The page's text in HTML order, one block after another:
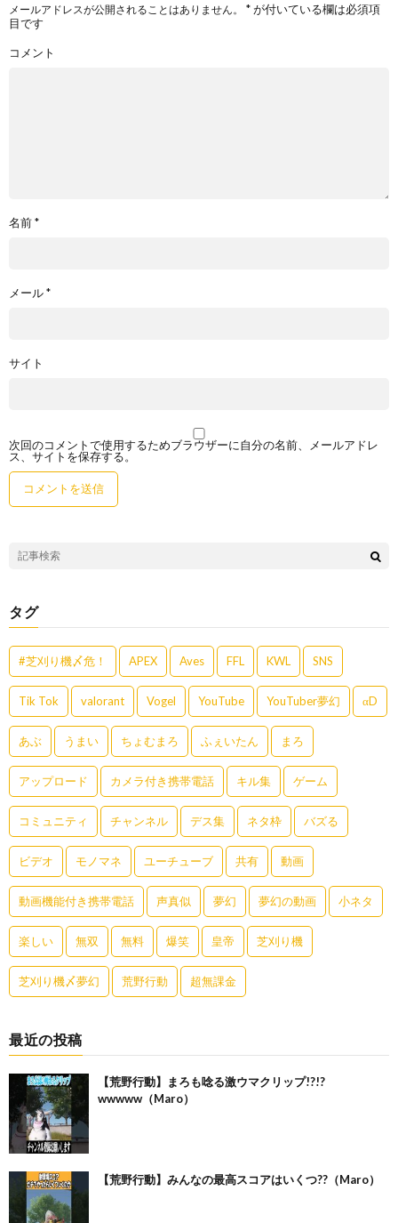
メールアドレスが公開されることはありません。 *が付いている欄は必須項
目です
コメント
名前*
メール*
サイト
次回のコメントで使用するためブラウザーに自分の名前、メールアドレ
ス、サイトを保存する。
タグ
#芝刈り機〆危！ APEX Aves FFL KWL SNS
Tik Tok valorant Vogel YouTube YouTuber夢幻 αD
あぶ うまい ちょむまろ ふぇいたん まろ
アップロード カメラ付き携帯電話 キル集 ゲーム
コミュニティ チャンネル デス集 ネタ枠 バズる
ビデオ モノマネ ユーチューブ 共有 動画
動画機能付き携帯電話 声真似 夢幻 夢幻の動画 小ネタ
楽しい 無双 無料 爆笑 皇帝 芝刈り機
芝刈り機〆夢幻 荒野行動 超無課金
最近の投稿
【荒野行動】まろも唸る激ウマクリップ!?!?
wwwww（Maro）
【荒野行動】みんなの最高スコアはいくつ??（Maro）